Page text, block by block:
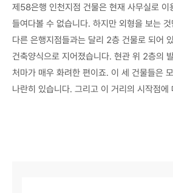
제58은행 인천지점 건물은 현재 사무실로 이
들여다볼 수 없습니다. 하지만 외형을 보는
다른 은행지점들과는 달리 2층 건물로 되어
건축양식으로 지어졌습니다. 현관 위 2층의
처마가 매우 화려한 편이죠. 이 세 건물들은
나란히 있습니다. 그리고 이 거리의 시작점에